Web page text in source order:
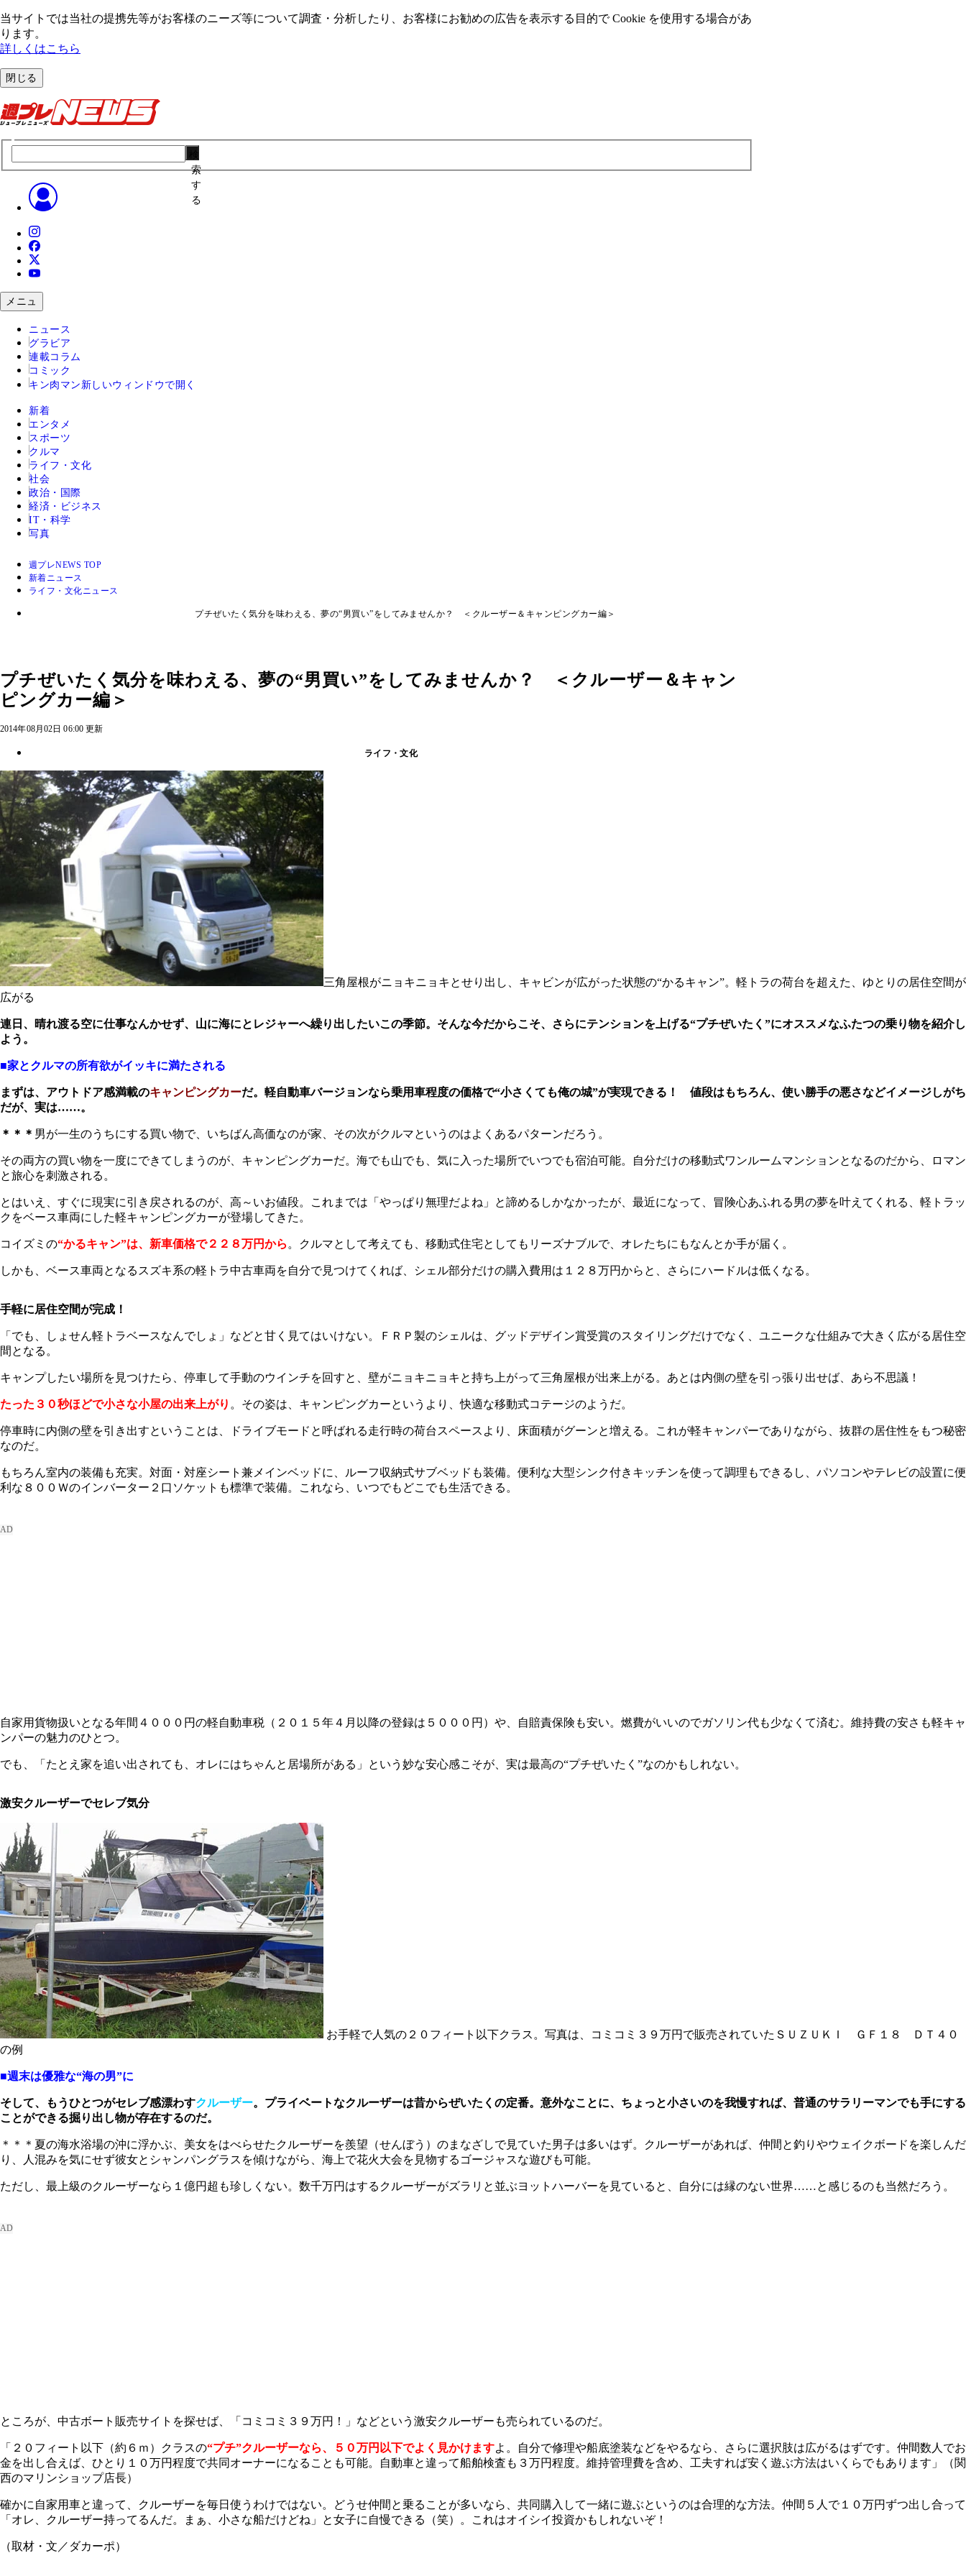
当サイトでは当社の提携先等がお客様のニーズ等について調査・分析したり、お客様にお勧めの広告を表⽰する⽬的で Cookie を使⽤する場合があ
ります。
詳しくはこちら
閉じる
索
す
る
メニュ
ニュース
グラビア
連載コラム
コミック
キン肉マン 新しいウィンドウで開く
新着
エンタメ
スポーツ
クルマ
ライフ・文化
社会
政治・国際
経済・ビジネス
IT・科学
写真
週プレNEWS TOP
新着ニュース
ライフ・文化ニュース
プチぜいたく気分を味わえる、夢の“男買い”をしてみませんか？ ＜クルーザー＆キャンピングカー編＞
プチぜいたく気分を味わえる、夢の“男買い”をしてみませんか？ ＜クルーザー＆キャン
ピングカー編＞
2014年08月02日 06:00 更新
ライフ・文化
三角屋根がニョキニョキとせり出し、キャビンが広がった状態の“かるキャン”。軽トラの荷台を超えた、ゆとりの居住空間が
広がる
連日、晴れ渡る空に仕事なんかせず、山に海にとレジャーへ繰り出したいこの季節。そんな今だからこそ、さらにテンションを上げる“プチぜいたく”にオススメなふたつの乗り物を紹介し
よう。
■家とクルマの所有欲がイッキに満たされる
まずは、アウトドア感満載のキャンピングカーだ。軽自動車バージョンなら乗用車程度の価格で“小さくても俺の城”が実現できる！ 値段はもちろん、使い勝手の悪さなどイメージしがち
だが、実は……。
＊＊＊ 男が一生のうちにする買い物で、いちばん高価なのが家、その次がクルマというのはよくあるパターンだろう。
その両方の買い物を一度にできてしまうのが、キャンピングカーだ。海でも山でも、気に入った場所でいつでも宿泊可能。自分だけの移動式ワンルームマンションとなるのだから、ロマン
と旅心を刺激される。
とはいえ、すぐに現実に引き戻されるのが、高～いお値段。これまでは「やっぱり無理だよね」と諦めるしかなかったが、最近になって、冒険心あふれる男の夢を叶えてくれる、軽トラッ
クをベース車両にした軽キャンピングカーが登場してきた。
コイズミの“かるキャン”は、新車価格で２２８万円から 。クルマとして考えても、移動式住宅としてもリーズナブルで、オレたちにもなんとか手が届く。
しかも、ベース車両となるスズキ系の軽トラ中古車両を自分で見つけてくれば、シェル部分だけの購入費用は１２８万円からと、さらにハードルは低くなる。
手軽に居住空間が完成！
「でも、しょせん軽トラベースなんでしょ」などと甘く見てはいけない。ＦＲＰ製のシェルは、グッドデザイン賞受賞のスタイリングだけでなく、ユニークな仕組みで大きく広がる居住空
間となる。
キャンプしたい場所を見つけたら、停車して手動のウインチを回すと、壁がニョキニョキと持ち上がって三角屋根が出来上がる。あとは内側の壁を引っ張り出せば、あら不思議！
たった３０秒ほどで小さな小屋の出来上がり 。その姿は、キャンピングカーというより、快適な移動式コテージのようだ。
停車時に内側の壁を引き出すということは、ドライブモードと呼ばれる走行時の荷台スペースより、床面積がグーンと増える。これが軽キャンパーでありながら、抜群の居住性をもつ秘密
なのだ。
もちろん室内の装備も充実。対面・対座シート兼メインベッドに、ルーフ収納式サブベッドも装備。便利な大型シンク付きキッチンを使って調理もできるし、パソコンやテレビの設置に便
利な８００Ｗのインバーター２口ソケットも標準で装備。これなら、いつでもどこでも生活できる。
自家用貨物扱いとなる年間４０００円の軽自動車税（２０１５年４月以降の登録は５０００円）や、自賠責保険も安い。燃費がいいのでガソリン代も少なくて済む。維持費の安さも軽キャ
ンパーの魅力のひとつ。
でも、「たとえ家を追い出されても、オレにはちゃんと居場所がある」という妙な安心感こそが、実は最高の“プチぜいたく”なのかもしれない。
激安クルーザーでセレブ気分
お手軽で人気の２０フィート以下クラス。写真は、コミコミ３９万円で販売されていたＳＵＺＵＫＩ ＧＦ１８ ＤＴ４０
の例
■週末は優雅な“海の男”に
そして、もうひとつがセレブ感漂わすクルーザー。プライベートなクルーザーは昔からぜいたくの定番。意外なことに、ちょっと小さいのを我慢すれば、普通のサラリーマンでも手にする
ことができる掘り出し物が存在するのだ。
＊＊＊夏の海水浴場の沖に浮かぶ、美女をはべらせたクルーザーを羨望（せんぼう）のまなざしで見ていた男子は多いはず。クルーザーがあれば、仲間と釣りやウェイクボードを楽しんだ
り、人混みを気にせず彼女とシャンパングラスを傾けながら、海上で花火大会を見物するゴージャスな遊びも可能。
ただし、最上級のクルーザーなら１億円超も珍しくない。数千万円はするクルーザーがズラリと並ぶヨットハーバーを見ていると、自分には縁のない世界……と感じるのも当然だろう。
ところが、中古ボート販売サイトを探せば、「コミコミ３９万円！」などという激安クルーザーも売られているのだ。
「２０フィート以下（約６ｍ）クラスの“プチ”クルーザーなら、５０万円以下でよく見かけますよ。自分で修理や船底塗装などをやるなら、さらに選択肢は広がるはずです。仲間数人でお
金を出し合えば、ひとり１０万円程度で共同オーナーになることも可能。自動車と違って船舶検査も３万円程度。維持管理費を含め、工夫すれば安く遊ぶ方法はいくらでもあります」（関
西のマリンショップ店長）
確かに自家用車と違って、クルーザーを毎日使うわけではない。どうせ仲間と乗ることが多いなら、共同購入して一緒に遊ぶというのは合理的な方法。仲間５人で１０万円ずつ出し合って
「オレ、クルーザー持ってるんだ。まぁ、小さな船だけどね」と女子に自慢できる（笑）。これはオイシイ投資かもしれないぞ！
（取材・文／ダカーポ）